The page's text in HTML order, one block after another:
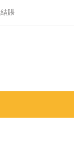
結賬